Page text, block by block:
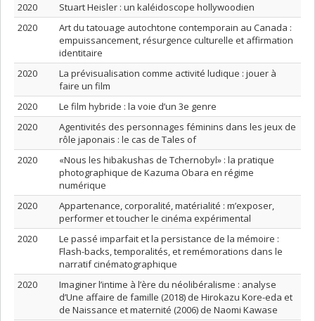
2020
Stuart Heisler : un kaléidoscope hollywoodien
2020
Art du tatouage autochtone contemporain au Canada :
empuissancement, résurgence culturelle et affirmation
identitaire
2020
La prévisualisation comme activité ludique : jouer à
faire un film
2020
Le film hybride : la voie d’un 3e genre
2020
Agentivités des personnages féminins dans les jeux de
rôle japonais : le cas de Tales of
2020
«Nous les hibakushas de Tchernobyl» : la pratique
photographique de Kazuma Obara en régime
numérique
2020
Appartenance, corporalité, matérialité : m’exposer,
performer et toucher le cinéma expérimental
2020
Le passé imparfait et la persistance de la mémoire :
Flash-backs, temporalités, et remémorations dans le
narratif cinématographique
2020
Imaginer l’intime à l’ère du néolibéralisme : analyse
d’Une affaire de famille (2018) de Hirokazu Kore-eda et
de Naissance et maternité (2006) de Naomi Kawase